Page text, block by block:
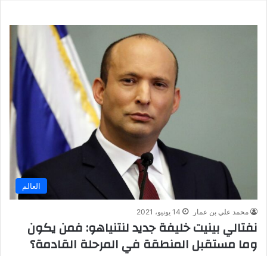
العالم
محمد علي بن عمار 14 يونيو، 2021
نفتالي بينيت خليفة جديد لنتنياهو: فمن يكون
وما مستقبل المنطقة في المرحلة القادمة؟